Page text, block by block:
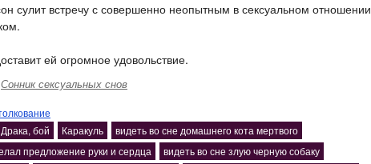
сулит встречу с совершенно неопытным в сексуальном отношении
ей огромное удовольствие.
Сонник сексуальных снов
Драка, бой Каракуль
видеть во сне домашнего кота мертвого
предложение руки и сердца
видеть во сне злую черную собаку